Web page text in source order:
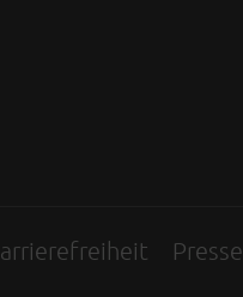
Presse